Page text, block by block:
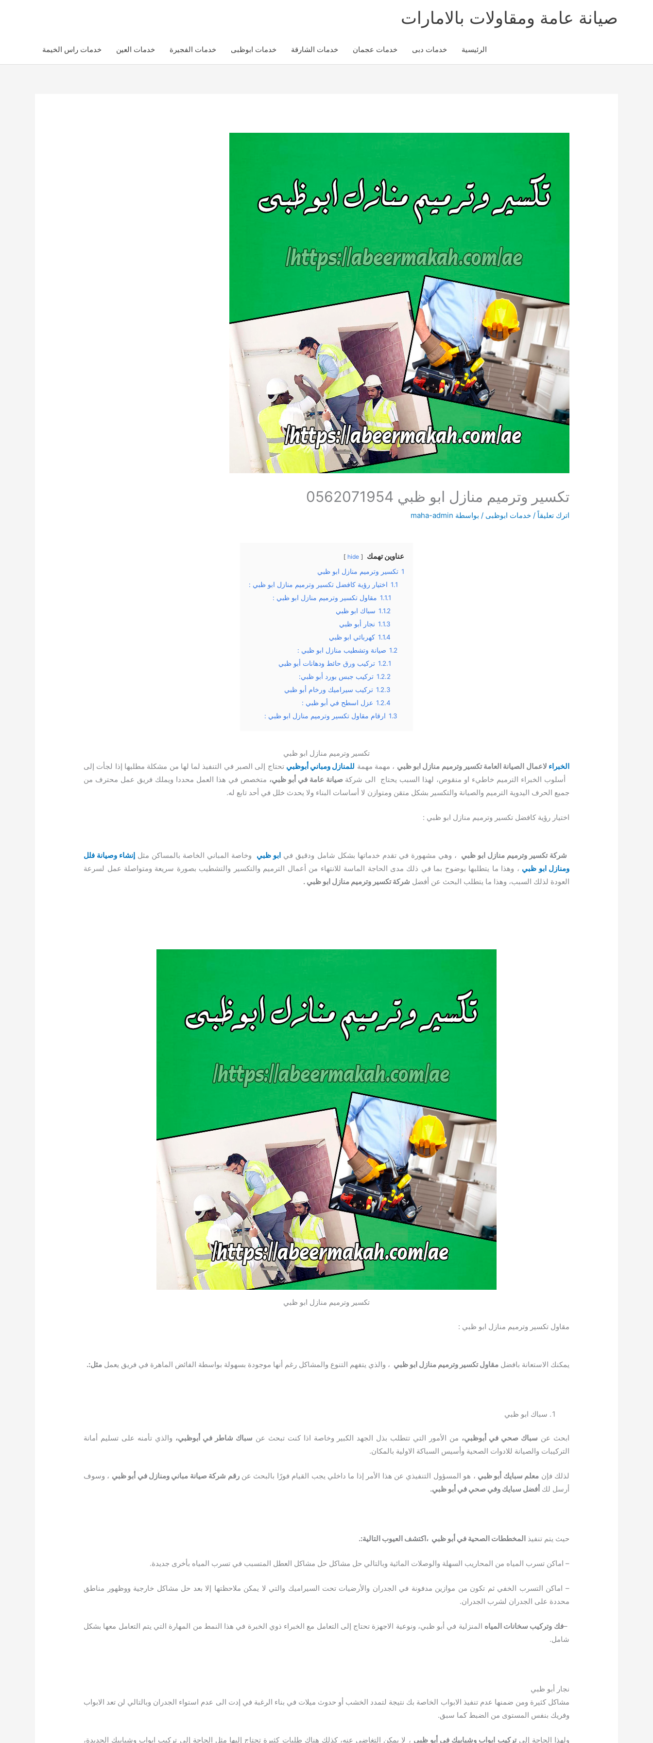
صيانة عامة ومقاولات بالامارات
الرئيسية خدمات دبى خدمات عجمان خدمات الشارقة خدمات ابوظبى خدمات الفجيرة خدمات العين خدمات راس الخيمة
تكسير وترميم منازل ابو ظبي 0562071954
اترك تعليقاً /خدمات ابوظبى / بواسطة maha-admin
عناوين تهمك hide
1 تكسير وترميم منازل ابو ظبي
1.1 اختيار رؤية كافضل تكسير وترميم منازل ابو ظبي :
1.1.1 مقاول تكسير وترميم منازل ابو ظبي :
1.1.2 سباك ابو ظبي
1.1.3 نجار أبو ظبي
1.1.4 كهربائي ابو ظبي
1.2 صيانة وتشطيب منازل ابو ظبي :
1.2.1 تركيب ورق حائط ودهانات أبو ظبي
1.2.2 تركيب جبس بورد أبو ظبي:
1.2.3 تركيب سيراميك ورخام أبو ظبي
1.2.4 عزل اسطح في أبو ظبي :
1.3 ارقام مقاول تكسير وترميم منازل ابو ظبي :
تكسير وترميم منازل ابو ظبي
الخبراء لاعمال الصيانة العامة تكسير وترميم منازل ابو ظبي ، مهمة مهمة للمنازل ومباني أبوظبي تحتاج إلى الصبر في التنفيذ لما لها من مشكلة مطلبها إذا لجأت إلى
أسلوب الخبراء الترميم خاطيء او منقوص، لهذا السبب يحتاج الى شركة صيانة عامة في أبو ظبي، متخصص في هذا العمل محددا ويملك فريق عمل محترف من
جميع الحرف اليدوية الترميم والصيانة والتكسير بشكل متقن ومتوازن لا أساسات البناء ولا يحدث خلل في أحد تابع له.
اختيار رؤية كافضل تكسير وترميم منازل ابو ظبي :
شركة تكسير وترميم منازل ابو ظبي ، وهي مشهورة في تقدم خدماتها بشكل شامل ودقيق في ابو ظبي وخاصة المباني الخاصة بالمساكن مثل إنشاء وصيانة فلل
ومنازل ابو ظبي ، وهذا ما يتطلبها بوضوح بما في ذلك مدى الحاجة الماسة للانتهاء من أعمال الترميم والتكسير والتشطيب بصورة سريعة ومتواصلة عمل لسرعة
العودة لذلك السبب، وهذا ما يتطلب البحث عن أفضل شركة تكسير وترميم منازل ابو ظبي .
تكسير وترميم منازل ابو ظبي
مقاول تكسير وترميم منازل ابو ظبي :
يمكنك الاستعانة بافضلمقاول تكسير وترميم منازل ابو ظبي ، والذي يتفهم التنوع والمشاكل رغم أنها موجودة بسهولة بواسطة الفائض الماهرة في فريق يعملمثل:.
سباك ابو ظبي
ابحث عن سباك صحي في أبوظبي، من الأمور التي تتطلب بذل الجهد الكبير وخاصة اذا كنت تبحث عن سباك شاطر في أبوظبي، والذي تأمنه على تسليم أمانة
التركيبات والصيانة للادوات الصحية وأسيس السباكة الاولية بالمكان.
لذلك فإن معلم سبايك أبو ظبي ، هو المسؤول التنفيذي عن هذا الأمر إذا ما داخلي يجب القيام فورًا بالبحث عنرقم شركة صيانة مباني ومنازل في أبو ظبي ، وسوف
أرسل لك أفضل سبايك وفي صحي في أبو ظبي.
حيث يتم تنفيذ المخططات الصحية في أبو ظبي ، اكتشف العيوب التالية:.
– اماكن تسرب المياه من المحاريب السهلة والوصلات المائية وبالتالي حل مشاكل حل مشاكل العطل المتسبب في تسرب المياه بأخرى جديدة.
– اماكن التسرب الخفي ثم تكون من موازين مدفونة في الجدران والأرضيات تحت السيراميك والتي لا يمكن ملاحظتها إلا بعد حل مشاكل خارجية ووظهور مناطق
محددة على الجدران لشرب الجدران.
–فك وتركيب سخانات المياه المنزلية في أبو ظبي، ونوعية الاجهزة تحتاج إلى التعامل مع الخبراء ذوي الخبرة في هذا النمط من المهارة التي يتم التعامل معها بشكل
شامل.
نجار أبو ظبي
مشاكل كثيرة ومن ضمنها عدم تنفيذ الابواب الخاصة بك نتيجة لتمدد الخشب أو حدوث ميلات في بناء الرغبة في إدت الى عدم استواء الجدران وبالتالي لن تعد الابواب
وفريك بنفس المستوى من الضبط كما سبق.
ولهذا الحاجة إلىتركيب ابواب وشبابيك في أبو ظبي ، لا يمكن التغاضي عنه، كذلك هناك طلبات كثيرة تحتاج إليها مثل الحاجة إلى تركيب ابواب وشبابيك الجديدة،